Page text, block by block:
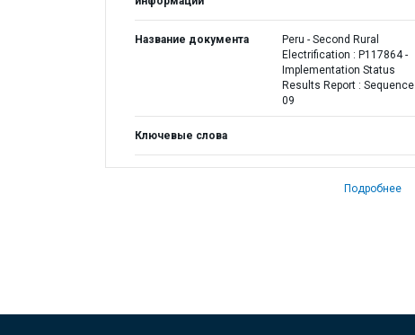
Название документа
Peru - Second Rural
Electrification : P117864 -
Implementation Status
Results Report : Sequence
09
Ключевые слова
Подробнее